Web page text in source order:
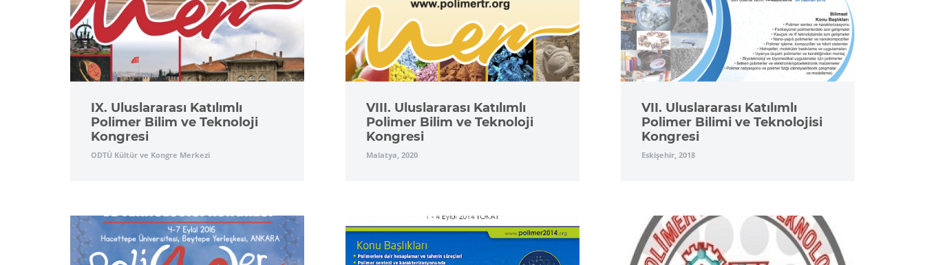
IX. Uluslararası Katılımlı
Polimer Bilim ve Teknoloji
Kongresi
ODTÜ Kültür ve Kongre Merkezi
VIII. Uluslararası Katılımlı
Polimer Bilim ve Teknoloji
Kongresi
Malatya, 2020
VII. Uluslararası Katılımlı
Polimer Bilimi ve Teknolojisi
Kongresi
Eskişehir, 2018